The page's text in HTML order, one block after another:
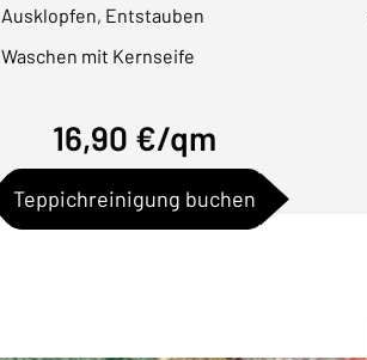
Ausklopfen, Entstauben
Waschen mit Kernseife
16,90 €/qm
Teppichreinigung buchen